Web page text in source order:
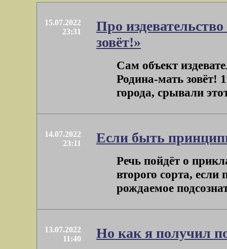
15.07.2022
23:31
Про
зовёт!»
Сам объект
Родина-мать зовёт!
города, срывали
14.07.2022
23:11
Если быть
Речь пойдёт о
второго сорта,
рождаемое
13.07.2022
11:40
Но как я получил